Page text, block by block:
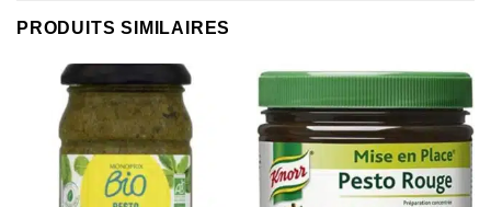
PRODUITS SIMILAIRES